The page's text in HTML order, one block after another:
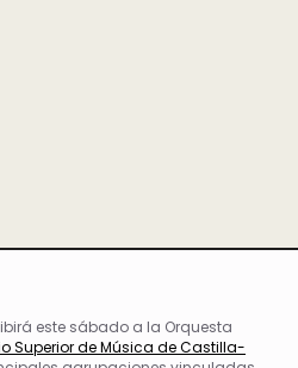
este sábado a la Orquesta
Superior de Música de Castilla-